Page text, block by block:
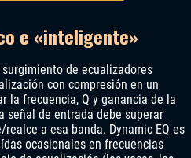
e «inteligente»
de ecualizadores
con compresión en un
la frecuencia, Q y ganancia de la
señal de entrada debe superar
a esa banda. Dynamic EQ es
ocasionales en frecuencias